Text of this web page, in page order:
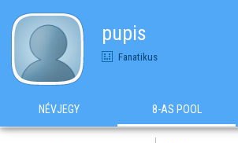
pupis
Fanatikus
NÉVJEGY 8-AS POOL